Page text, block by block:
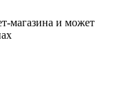
магазина и может